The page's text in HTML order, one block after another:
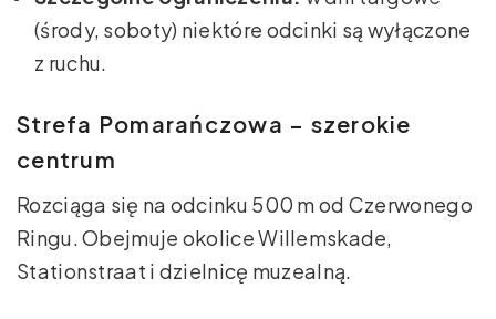
(środy, soboty) niektóre odcinki są wyłączone
z ruchu.
Strefa Pomarańczowa – szerokie
centrum
Rozciąga się na odcinku 500 m od Czerwonego
Ringu. Obejmuje okolice Willemskade,
Stationstraat i dzielnicę muzealną.